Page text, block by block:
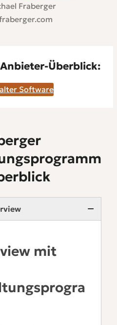
Fraberger
Überblick:
Software
mit